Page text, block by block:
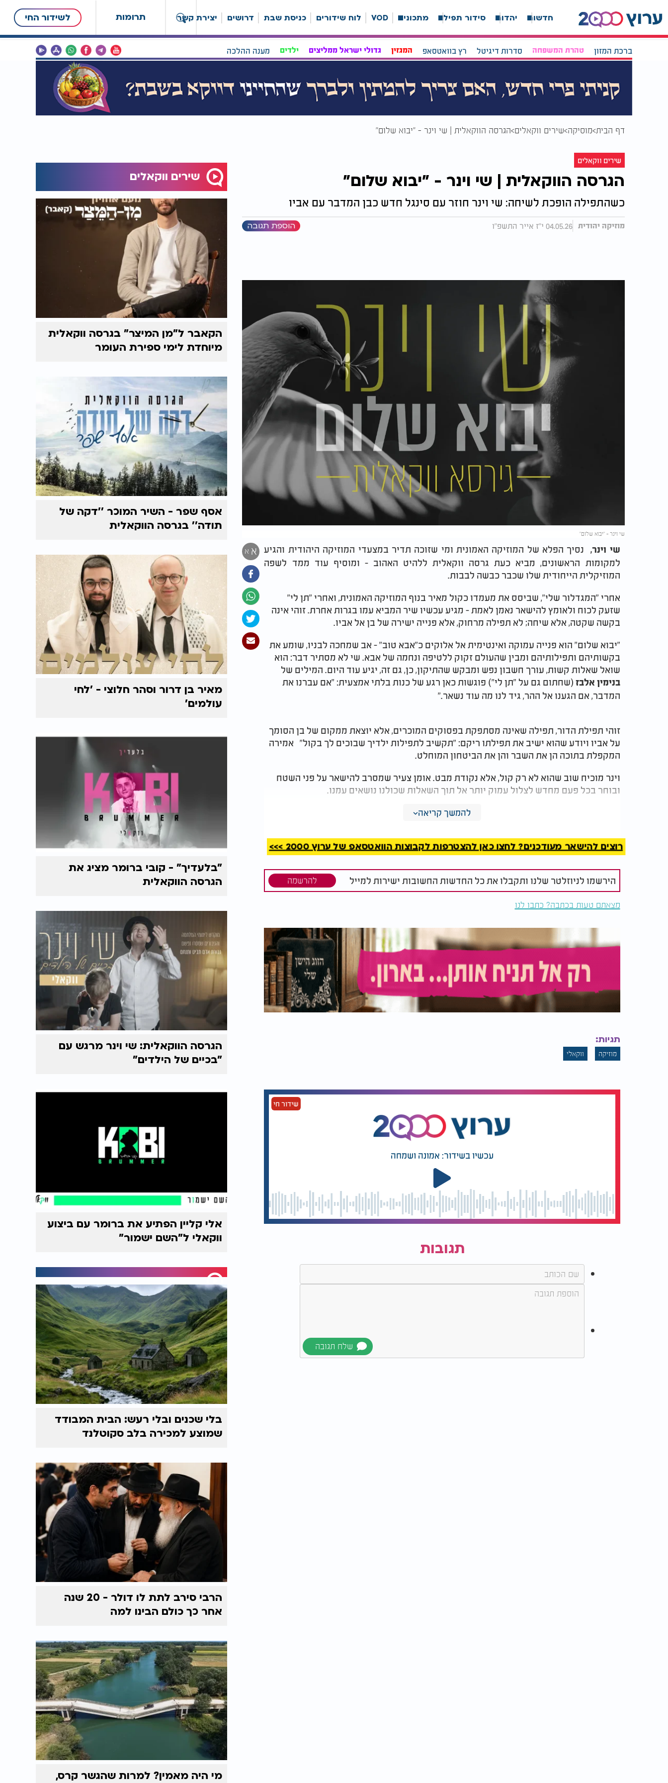
תרומות לשידור החי חדשות יהדות סידור תפילה מתכונים VOD לוח שידורים כניסת שבת דרושים יצירת קשר
ברכת המזון טהרת המשפחה סדרות דיגיטל רץ בוואטסאפ המגזין גדולי ישראל ממליצים ילדים מענה ההלכה
דף הבית מוסיקה שירים ווקאלים הגרסה הווקאלית | שי וינר - "יבוא שלום"
שירים ווקאלים
הגרסה הווקאלית | שי וינר - "יבוא שלום"
כשהתפילה הופכת לשיחה: שי וינר חוזר עם סינגל חדש כבן המדבר עם אביו
מוזיקה יהודית 04.05.26 י"ז אייר התשפ"ו הוספת תגובה
שי וינר - "יבוא שלום"
א א שי וינר,
נסיך הפלא של המוזיקה האמונית ומי שזוכה תדיר במצעדי המוזיקה היהודית והגיע
למקומות הראשונים, מביא כעת גרסה ווקאלית ללהיט האהוב - ומוסיף עוד ממד לשפה
המוזיקלית הייחודית שלו שכבר כבשה לבבות.
אחרי "המגדלור שלי", שביסס את מעמדו כקול מאיר בנוף המוזיקה האמונית, ואחרי "תן לי"
שזעק לכוח ולאומץ להישאר נאמן לאמת - מגיע עכשיו שיר המביא עמו בגרות אחרת. זוהי אינה
בקשה שקטה, אלא שיחה; לא תפילה מרחוק, אלא פנייה ישירה של בן אל אביו.
"יבוא שלום" הוא פנייה עמוקה ואינטימית אל אלוקים כ"אבא טוב" - אב שמחכה לבניו, שומע את
בקשותיהם ותפילותיהם ומבין שהעולם זקוק ללטיפה ונחמה של אבא. שי לא מסתיר דבר: הוא
שואל שאלות קשות, עורך חשבון נפש ומבקש שהתיקון, כן, גם זה, יגיע עוד היום. המילים של
בנימין אלבז (שחתום גם על "תן לי") פוגשות כאן רגע של כנות בלתי אמצעית: "אם עברנו את
המדבר, אם הגענו אל ההר, גיד לנו מה עוד נשאר".
זוהי תפילת הדור, תפילה שאינה מסתפקת בפסוקים המוכרים, אלא יוצאת ממקום של בן הסומך
על אביו ויודע שהוא ישיב את תפילתו ריקם: "תקשיב לתפילות ילדיך שבוכים לך בקול" אמירה
המקפלת בתוכה הן את השבר והן את הביטחון המוחלט.
וינר מוכיח שוב שהוא לא רק קול, אלא נקודת מבט. אומן צעיר שמסרב להישאר על פני השטח
ובוחר בכל פעם מחדש לצלול עמוק יותר אל תוך השאלות שכולנו נושאים עמנו.
"אתה הוא מלך המלכים, זה רק אתה נותן חיים, מלא אותנו חסדים באהבה
להמשך קריאה
רוצים להישאר מעודכנים? לחצו כאן להצטרפות לקבוצות הוואטסאפ של ערוץ 2000 >>>
הירשמו לניוזלטר שלנו ותקבלו את כל החדשות החשובות ישירות למייל להרשמה
מצאתם טעות בכתבה? כתבו לנו
תגיות:
מוזיקה ווקאלי
שידור חי
עכשיו בשידור: אמונה ושמחה
תגובות
שירים ווקאלים
הקאבר ל"מן המיצר" בגרסה ווקאלית
מיוחדת לימי ספירת העומר
אסף שפר - השיר המוכר ’’דקה של
תודה’’ בגרסה הווקאלית
מאיר בן דרור וסהר חלוצי - 'לחי
עולמים'
"בלעדיך" - קובי ברומר מציג את
הגרסה הווקאלית
הגרסה הווקאלית: שי וינר מרגש עם
"בכיים של הילדים"
אלי קליין הפתיע את ברומר עם ביצוע
ווקאלי ל"השם ישמור"
בלי שכנים ובלי רעש: הבית המבודד
שמוצע למכירה בלב סקוטלנד
הרבי סירב לתת לו דולר - 20 שנה
אחר כך כולם הבינו למה
מי היה מאמין? למרות שהגשר קרס,